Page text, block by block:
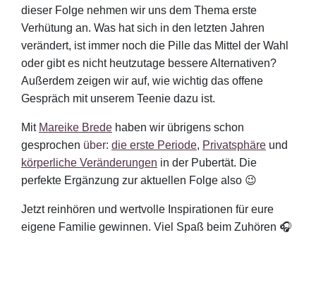
dieser Folge nehmen wir uns dem Thema erste
Verhütung an. Was hat sich in den letzten Jahren
verändert, ist immer noch die Pille das Mittel der Wahl
oder gibt es nicht heutzutage bessere Alternativen?
Außerdem zeigen wir auf, wie wichtig das offene
Gespräch mit unserem Teenie dazu ist.
Mit Mareike Brede haben wir übrigens schon
gesprochen über: die erste Periode, Privatsphäre und
körperliche Veränderungen in der Pubertät. Die
perfekte Ergänzung zur aktuellen Folge also 😉
Jetzt reinhören und wertvolle Inspirationen für eure
eigene Familie gewinnen. Viel Spaß beim Zuhören 🎧